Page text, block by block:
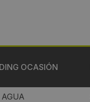
OCASIÓN